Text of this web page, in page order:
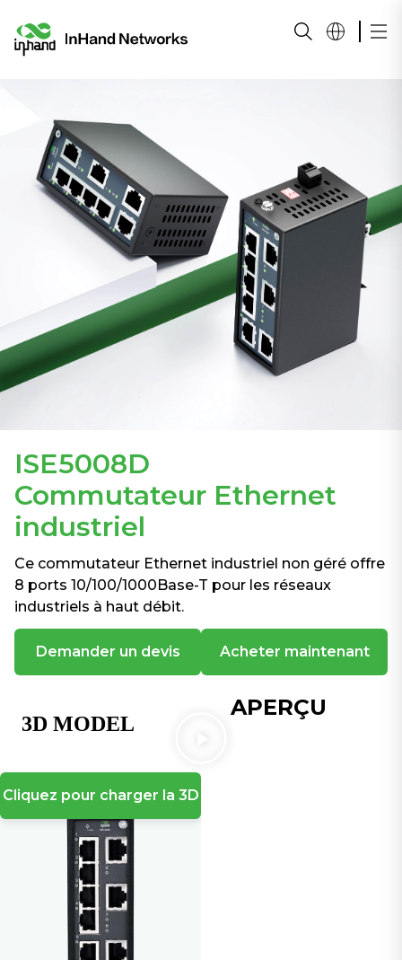
ISE5008D
Commutateur Ethernet
industriel
Ce commutateur Ethernet industriel non géré offre
8 ports 10/100/1000Base-T pour les réseaux
industriels à haut débit.
Demander un devis Acheter maintenant
Cliquez pour charger la 3D
APERÇU